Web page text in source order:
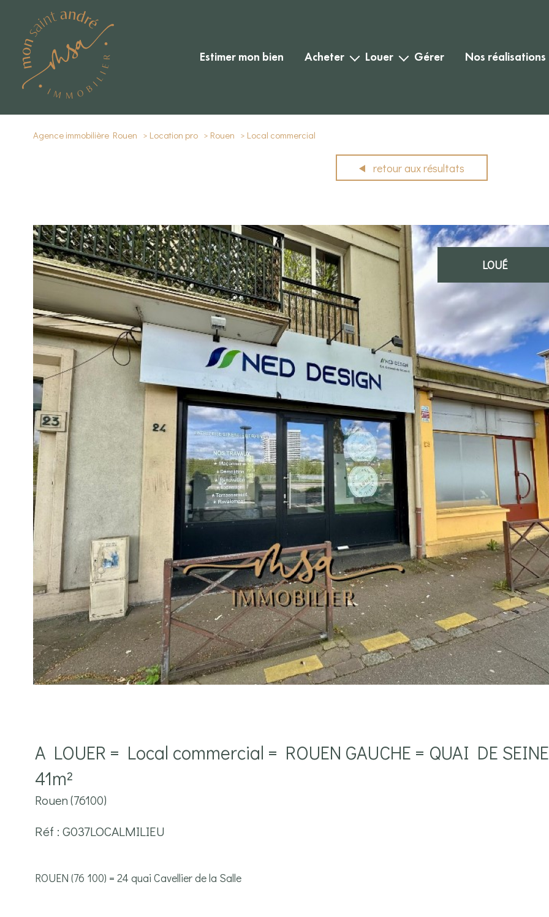
estimer mon bien acheter
commercial
louer
commercial
gérer nos réalisations
biens loués
Agence immobilière Rouen Location pro Rouen Local commercial
retour aux résultats
LOUÉ
A LOUER = Local commercial = ROUEN GAUCHE = QUAI DE
41m²
Rouen (76100)
Réf : G037LOCALMILIEU
ROUEN (76 100) = 24 quai Cavellier de la Salle